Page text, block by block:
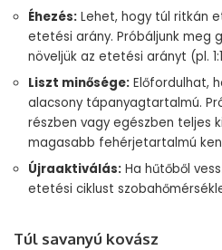
Éhezés: Lehet, hogy túl ritkán
etetési arány. Próbáljunk meg
növeljük az etetési arányt (pl.
Liszt minősége: Előfordulhat,
alacsony tápanyagtartalmú.
részben vagy egészben teljes
magasabb fehérjetartalmú
Újraaktiválás: Ha hűtőből
etetési ciklust
Túl savanyú kovász